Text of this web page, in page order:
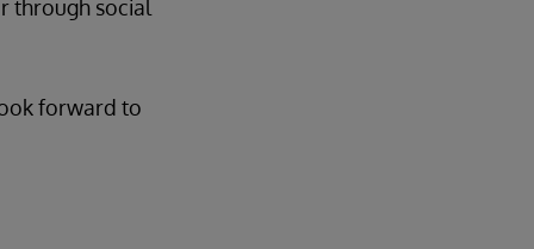
through social
forward to